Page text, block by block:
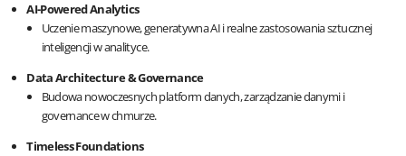
AI-Powered Analytics
Uczenie maszynowe, generatywna AI i realne zastosowania sztucznej
inteligencji w analityce.
Data Architecture & Governance
Budowa nowoczesnych platform danych, zarządzanie danymi i
governance w chmurze.
Timeless Foundations